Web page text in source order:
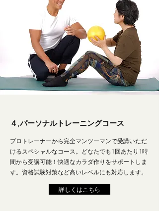
４,パーソナルトレーニングコース
プロトレーナーから完全マンツーマンで受講いただ
けるスペシャルなコース。どなたでも1回あたり1時
間から受講可能！快適なカラダ作りをサポートしま
す。資格試験対策など高いレベルにも対応します。
詳しくはこちら